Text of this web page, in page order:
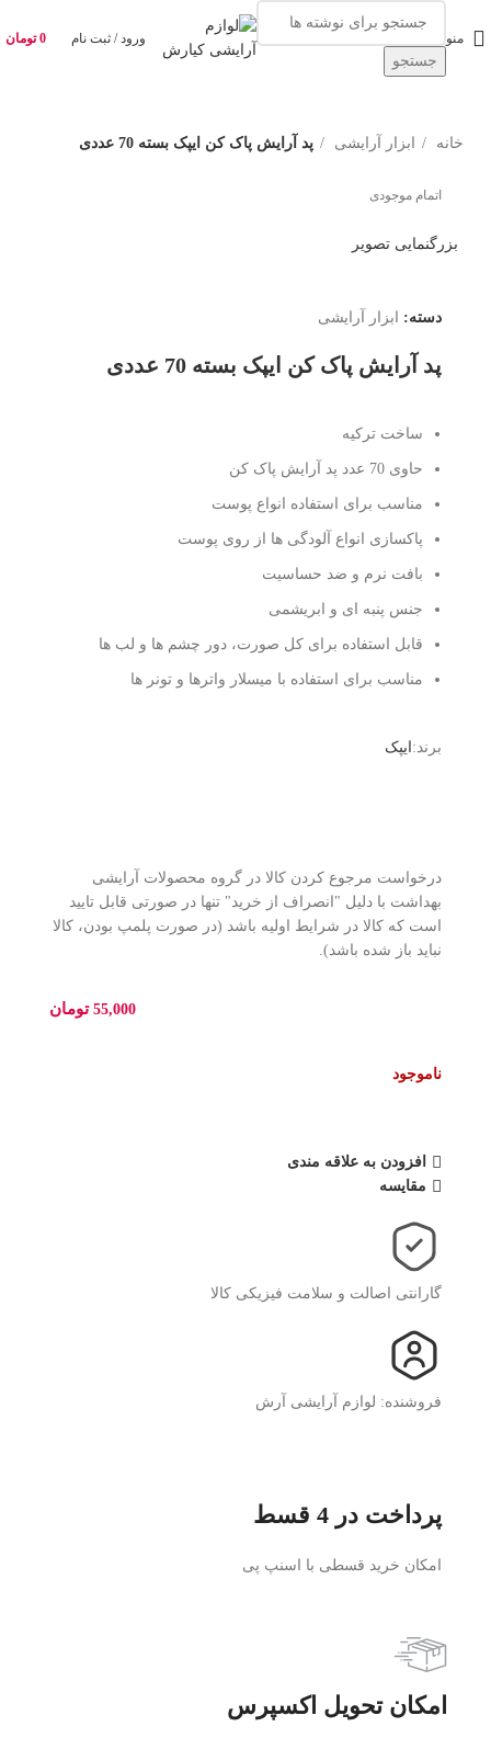
منو
جستجو
ورود / ثبت نام 0 تومان
خانه ابزار آرایشی پد آرایش پاک کن ایپک بسته 70 عددی
اتمام موجودی
بزرگنمایی تصویر
دسته: ابزار آرایشی
پد آرایش پاک کن ایپک بسته 70 عددی
ساخت ترکیه
حاوی 70 عدد پد آرایش پاک کن
مناسب برای استفاده انواع پوست
پاکسازی انواع آلودگی ها از روی پوست
بافت نرم و ضد حساسیت
جنس پنبه ای و ابریشمی
قابل استفاده برای کل صورت، دور چشم ها و لب ها
مناسب برای استفاده با میسلار واترها و تونر ها
برند: ایپک
درخواست مرجوع کردن کالا در گروه محصولات آرایشی
بهداشت با دلیل "انصراف از خرید" تنها در صورتی قابل تایید
است که کالا در شرایط اولیه باشد (در صورت پلمپ بودن، کالا
نباید باز شده باشد).
55,000 تومان
ناموجود
افزودن به علاقه مندی
مقایسه
گارانتی اصالت و سلامت فیزیکی کالا
فروشنده: لوازم آرایشی آرش
پرداخت در 4 قسط
امکان خرید قسطی با اسنپ پی
امکان تحویل اکسپرس